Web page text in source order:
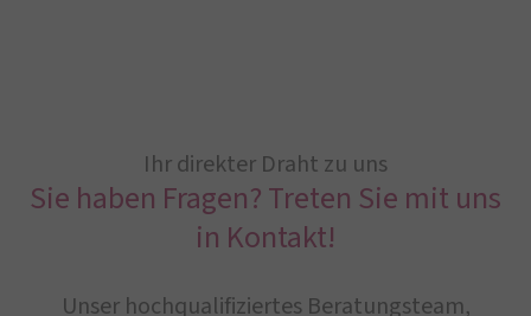
Ihr direkter Draht zu uns
Sie haben Fragen? Treten Sie mit uns
in Kontakt!
Unser hochqualifiziertes Beratungsteam,